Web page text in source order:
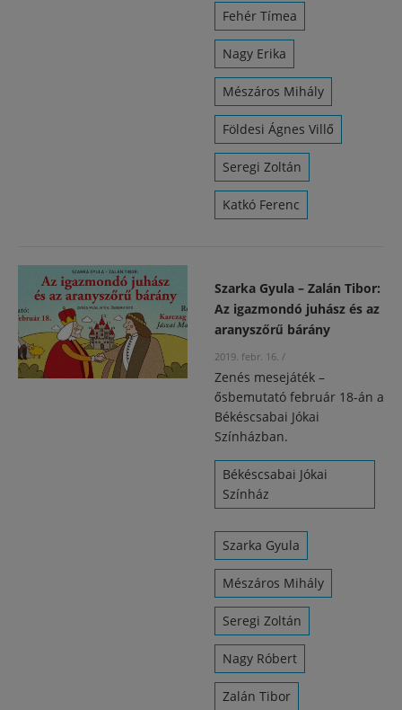
Fehér Tímea
Nagy Erika
Mészáros Mihály
Földesi Ágnes Villő
Seregi Zoltán
Katkó Ferenc
Szarka Gyula – Zalán Tibor:
Az igazmondó juhász és az
aranyszőrű bárány
2019. febr. 16. /
Zenés mesejáték –
ősbemutató február 18-án a
Békéscsabai Jókai
Színházban.
Békéscsabai Jókai
Színház
Szarka Gyula
Mészáros Mihály
Seregi Zoltán
Nagy Róbert
Zalán Tibor